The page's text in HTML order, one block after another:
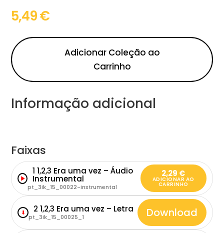
5,49€
Adicionar Coleção ao
Carrinho
Informação adicional
Faixas
1 1,2,3 Era uma vez – Áudio
Instrumental
pt_3ik_15_00022-instrumental
2,29 €
ADICIONAR AO
CARRINHO
⬇ 2 1,2,3 Era uma vez – Letra
pt_3ik_15_00025_1 Download